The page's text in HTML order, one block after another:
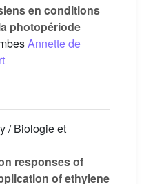
en conditions
photopériode
Annette de
/ Biologie et
responses of
of ethylene